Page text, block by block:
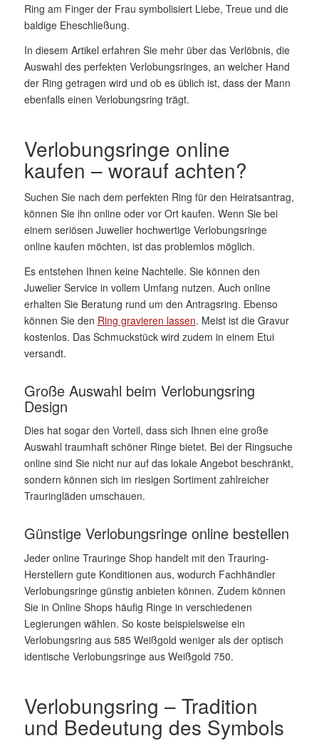
Ring am Finger der Frau symbolisiert Liebe, Treue und die
baldige Eheschließung.
In diesem Artikel erfahren Sie mehr über das Verlöbnis, die
Auswahl des perfekten Verlobungsringes, an welcher Hand
der Ring getragen wird und ob es üblich ist, dass der Mann
ebenfalls einen Verlobungsring trägt.
Verlobungsringe online
kaufen – worauf achten?
Suchen Sie nach dem perfekten Ring für den Heiratsantrag,
können Sie ihn online oder vor Ort kaufen. Wenn Sie bei
einem seriösen Juwelier hochwertige Verlobungsringe
online kaufen möchten, ist das problemlos möglich.
Es entstehen Ihnen keine Nachteile. Sie können den
Juwelier Service in vollem Umfang nutzen. Auch online
erhalten Sie Beratung rund um den Antragsring. Ebenso
können Sie den Ring gravieren lassen. Meist ist die Gravur
kostenlos. Das Schmuckstück wird zudem in einem Etui
versandt.
Große Auswahl beim Verlobungsring
Design
Dies hat sogar den Vorteil, dass sich Ihnen eine große
Auswahl traumhaft schöner Ringe bietet. Bei der Ringsuche
online sind Sie nicht nur auf das lokale Angebot beschränkt,
sondern können sich im riesigen Sortiment zahlreicher
Trauringläden umschauen.
Günstige Verlobungsringe online bestellen
Jeder online Trauringe Shop handelt mit den Trauring-
Herstellern gute Konditionen aus, wodurch Fachhändler
Verlobungsringe günstig anbieten können. Zudem können
Sie in Online Shops häufig Ringe in verschiedenen
Legierungen wählen. So koste beispielsweise ein
Verlobungsring aus 585 Weißgold weniger als der optisch
identische Verlobungsringe aus Weißgold 750.
Verlobungsring – Tradition
und Bedeutung des Symbols